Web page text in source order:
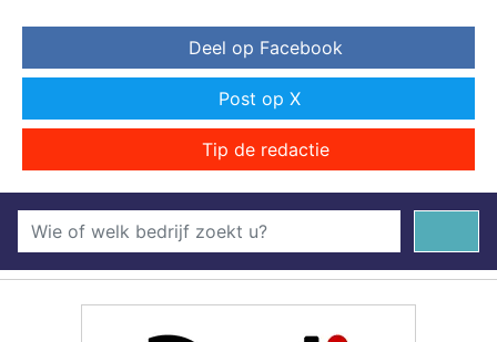
Deel op Facebook
Post op X
Tip de redactie